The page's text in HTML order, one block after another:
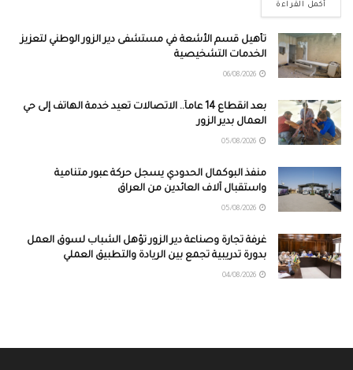
أكمل القراءة
تأهيل قسم الأشعة في مستشفى دير الزور الوطني لتعزيز
الخدمات التشخيصية
بعد انقطاع 14 عاماً.. الاتصالات تعيد خدمة الهاتف إلى حي
العمال بدير الزور
منفذ البوكمال الحدودي يسجل حركة عبور متنامية
واستقبال آلاف العائدين من العراق
غرفة تجارة وصناعة دير الزور تؤهل الشباب لسوق العمل
بدورة تدريبية تجمع بين الريادة والتطبيق العملي